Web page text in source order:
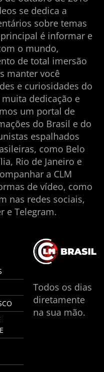
se dedica a
sobre temas
é informar e
o mundo,
de total imersão
manter você
e curiosidades do
dedicação e
um portal de
do Brasil e do
espalhados
como Belo
Rio de Janeiro e
a CLM
de vídeo, como
nas redes sociais,
e Telegram.
Todos os dias
diretamente
na sua mão.